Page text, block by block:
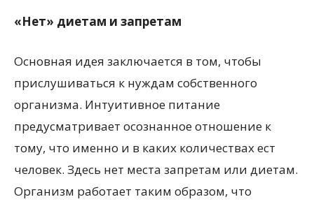
«Нет» диетам и запретам
Основная идея заключается в том, чтобы
прислушиваться к нуждам собственного
организма. Интуитивное питание
предусматривает осознанное отношение к
тому, что именно и в каких количествах ест
человек. Здесь нет места запретам или диетам.
Организм работает таким образом, что